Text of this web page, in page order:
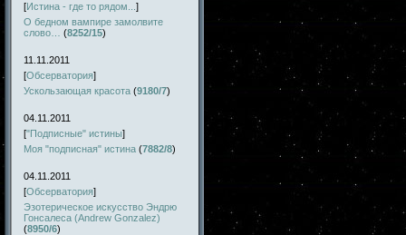
[Истина - где то рядом... ]
О бедном вампире замолвите
слово…
(8252/15)
11.11.2011
[Обсерватория]
Ускользающая красота (9180/7)
04.11.2011
["Подписные" истины]
Моя "подписная" истина (7882/8)
04.11.2011
[Обсерватория]
Эзотерическое искусство Эндрю
Гонсалеса (Andrew Gonzalez)
(8950/6)